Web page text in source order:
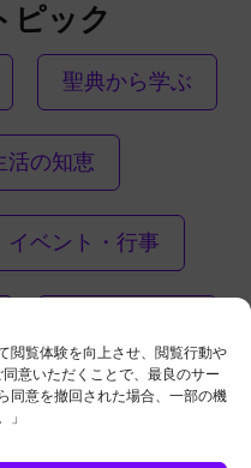
閲覧体験を向上させ、閲覧行動や
意いただくことで、最良のサー
同意を撤回された場合、一部の機
」
ピック
聖典から学ぶ
活の知恵
イベント・行事